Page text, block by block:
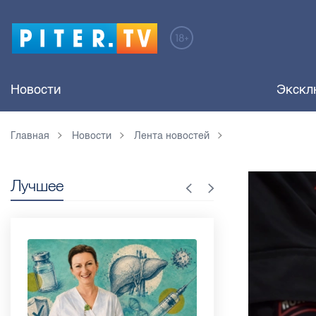
Новости
Главная Новости Лента новостей
Лучшее